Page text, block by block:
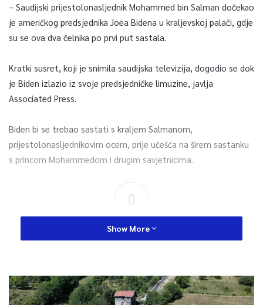
– Saudijski prijestolonasljednik Mohammed bin Salman dočekao
je američkog predsjednika Joea Bidena u kraljevskoj palači, gdje
su se ova dva čelnika po prvi put sastala.
Kratki susret, koji je snimila saudijska televizija, dogodio se dok
je Biden izlazio iz svoje predsjedničke limuzine, javlja
Associated Press.
Biden bi se trebao sastati s kraljem Salmanom,
prijestolonasljednikovim ocem, prije učešća na širem sastanku
s princom Mohammedom i drugim savjetnicima.
0
Article Rating
Show More